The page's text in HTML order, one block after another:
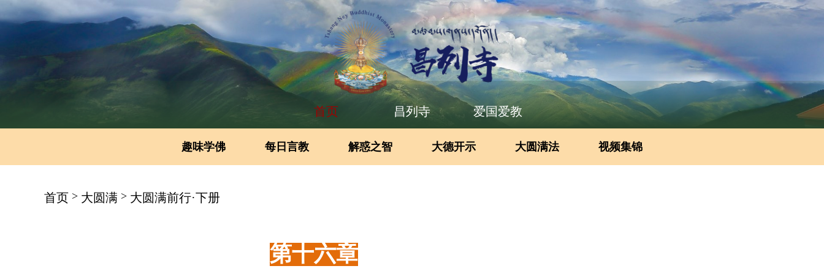
首页 昌列寺 爱国爱教
趣味学佛 每日言教 解惑之智 大德开示 大圆满法 视频集锦
首页 > 大圆满 > 大圆满前行·下册
第十六章